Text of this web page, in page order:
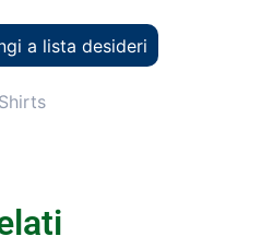
a lista desideri